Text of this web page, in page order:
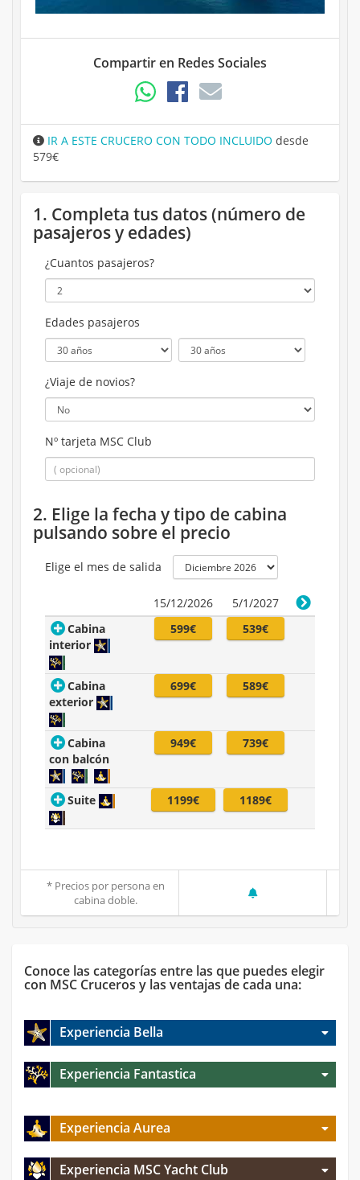
Compartir en Redes Sociales
IR A ESTE CRUCERO CON TODO INCLUIDO desde
579€
1. Completa tus datos (número de
pasajeros y edades)
¿Cuantos pasajeros?
Edades pasajeros
¿Viaje de novios?
Nº tarjeta MSC Club
2. Elige la fecha y tipo de cabina
pulsando sobre el precio
Elige el mes de salida
15/12/2026
5/1/2027
Cabina
interior
599€ 539€
Cabina
exterior
699€ 589€
Cabina
con balcón
949€ 739€
Suite 1199€ 1189€
* Precios por persona en
cabina doble.
Conoce las categorías entre las que puedes elegir
con MSC Cruceros y las ventajas de cada una:
Experiencia Bella
Experiencia Fantastica
Experiencia Aurea
Experiencia MSC Yacht Club